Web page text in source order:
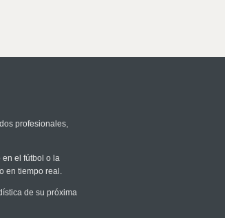
profesionales,
en el fútbol o la
en tiempo real.
de su próxima